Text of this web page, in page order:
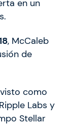
en un
, McCaleb
de
como
Labs y
Stellar